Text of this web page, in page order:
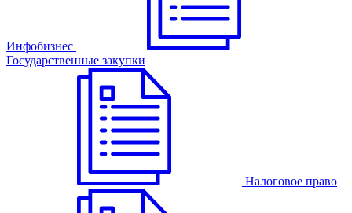
Инфобизнес
Государственные закупки
Налоговое право